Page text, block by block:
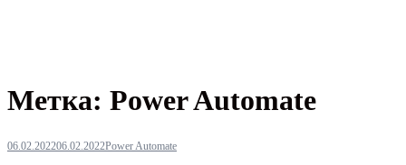
Метка: Power Automate
06.02.202206.02.2022Power Automate